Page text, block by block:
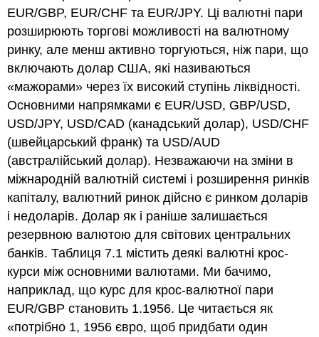
EUR/GBP, EUR/CHF та EUR/JPY. Ці валютні пари
розширюють торгові можливості на валютному
ринку, але менш активно торгуються, ніж пари, що
включають долар США, які називаються
«мажорами» через їх високий ступінь ліквідності.
Основними напрямками є EUR/USD, GBP/USD,
USD/JPY, USD/CAD (канадський долар), USD/CHF
(швейцарський франк) та USD/AUD
(австралійський долар). Незважаючи на зміни в
міжнародній валютній системі і розширення ринків
капіталу, валютний ринок дійсно є ринком доларів
і недоларів. Долар як і раніше залишається
резервною валютою для світових центральних
банків. Таблиця 7.1 містить деякі валютні крос-
курси між основними валютами. Ми бачимо,
наприклад, що курс для крос-валютної пари
EUR/GBP становить 1.1956. Це читається як
«потрібно 1, 1956 євро, щоб придбати один